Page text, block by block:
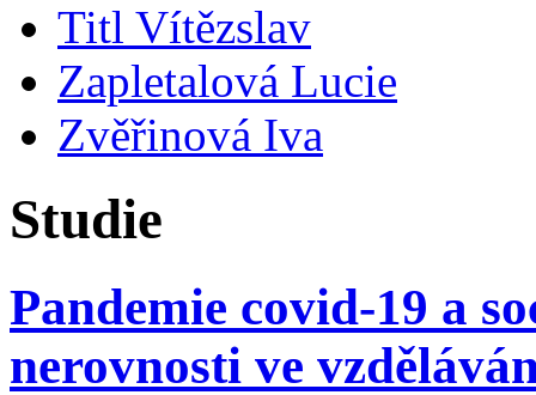
Titl Vítězslav
Zapletalová Lucie
Zvěřinová Iva
Studie
Pandemie covid-19 a
nerovnosti ve